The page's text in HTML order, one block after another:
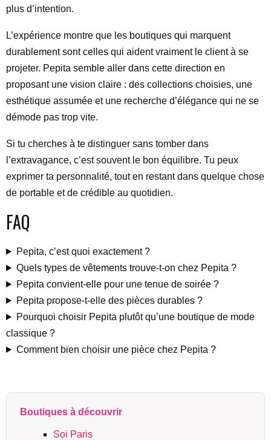
plus d’intention.
L’expérience montre que les boutiques qui marquent
durablement sont celles qui aident vraiment le client à se
projeter. Pepita semble aller dans cette direction en
proposant une vision claire : des collections choisies, une
esthétique assumée et une recherche d’élégance qui ne se
démode pas trop vite.
Si tu cherches à te distinguer sans tomber dans
l’extravagance, c’est souvent le bon équilibre. Tu peux
exprimer ta personnalité, tout en restant dans quelque chose
de portable et de crédible au quotidien.
FAQ
Pepita, c’est quoi exactement ?
Quels types de vêtements trouve-t-on chez Pepita ?
Pepita convient-elle pour une tenue de soirée ?
Pepita propose-t-elle des pièces durables ?
Pourquoi choisir Pepita plutôt qu’une boutique de mode
classique ?
Comment bien choisir une pièce chez Pepita ?
Boutiques à découvrir
Soi Paris